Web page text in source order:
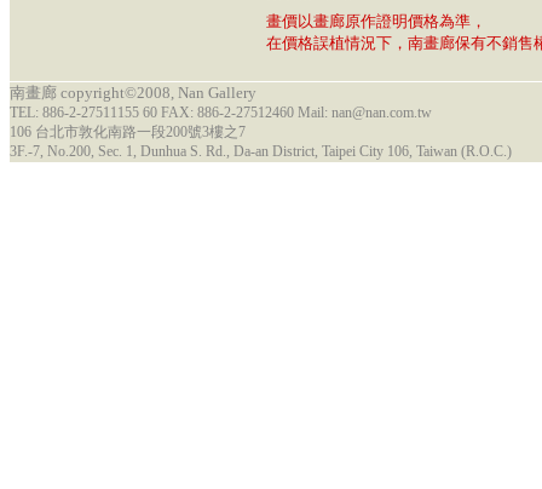
畫價以畫廊原作證明價格為準，
在價格誤植情況下，南畫廊保有不銷售
南畫廊 copyright©2008, Nan Gallery
TEL: 886-2-27511155 60 FAX: 886-2-27512460 Mail: nan@nan.com.tw
106 台北市敦化南路一段200號3樓之7
3F.-7, No.200, Sec. 1, Dunhua S. Rd., Da-an District, Taipei City 106, Taiwan (R.O.C.)